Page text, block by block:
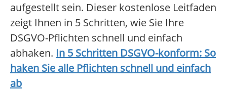
aufgestellt sein. Dieser kostenlose Leitfaden
zeigt Ihnen in 5 Schritten, wie Sie Ihre
DSGVO-Pflichten schnell und einfach
abhaken. In 5 Schritten DSGVO-konform: So
haken Sie alle Pflichten schnell und einfach
ab